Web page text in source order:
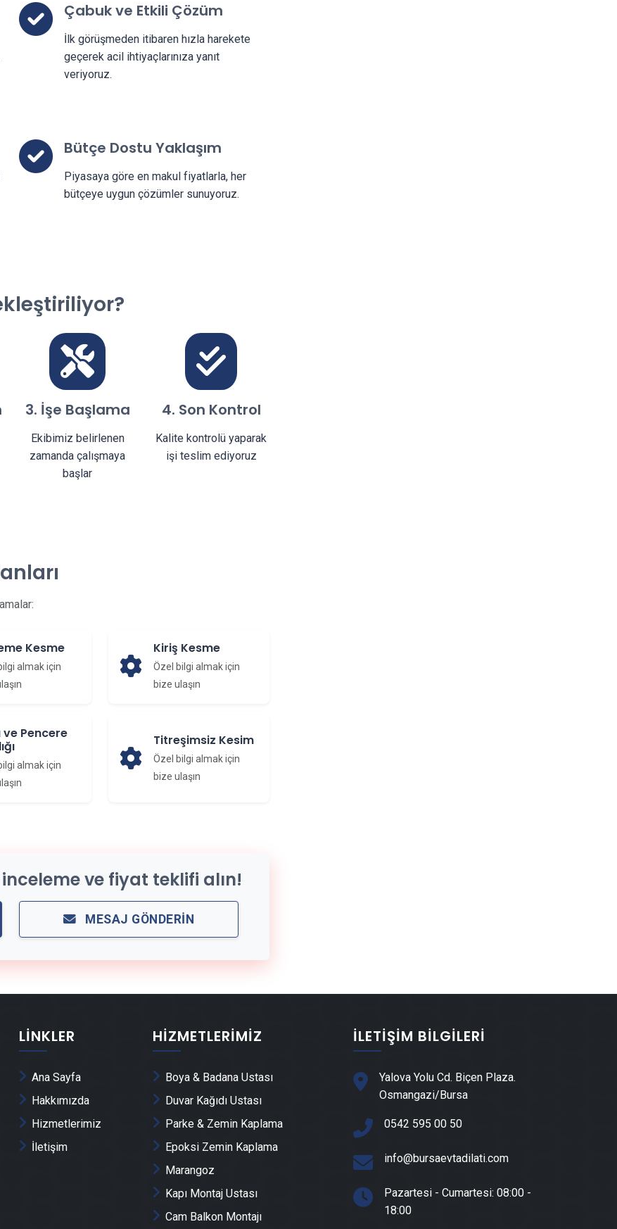
Çabuk ve Etkili Çözüm
İlk görüşmeden itibaren hızla harekete
geçerek acil ihtiyaçlarınıza yanıt
veriyoruz.
Bütçe Dostu Yaklaşım
Piyasaya göre en makul fiyatlarla, her
bütçeye uygun çözümler sunuyoruz.
3. İşe Başlama
Ekibimiz belirlenen
zamanda çalışmaya
başlar
4. Son Kontrol
Kalite kontrolü yaparak
işi teslim ediyoruz
Kesme
almak için
Kiriş Kesme
Özel bilgi almak için
bize ulaşın
ve Pencere
almak için
Titreşimsiz Kesim
Özel bilgi almak için
bize ulaşın
ve fiyat teklifi alın!
MESAJ GÖNDERIN
Güzellik Merkezi Dekorasyonu
Otel Tadilatı
Kafe-Restoran Tadilatı
Müstakil Villa Yapımı
Müstakil Ev Dış Cephe Boyama
Villa Boya & Badana
LINKLER
Ana Sayfa
Hakkımızda
Hizmetlerimiz
İletişim
HIZMETLERIMIZ
Boya & Badana Ustası
Duvar Kağıdı Ustası
Parke & Zemin Kaplama
Epoksi Zemin Kaplama
Marangoz
Kapı Montaj Ustası
Cam Balkon Montajı
İLETIŞIM BILGILERI
Yalova Yolu Cd. Biçen Plaza.
Osmangazi/Bursa
0542 595 00 50
info@bursaevtadilati.com
Pazartesi - Cumartesi: 08:00 -
18:00